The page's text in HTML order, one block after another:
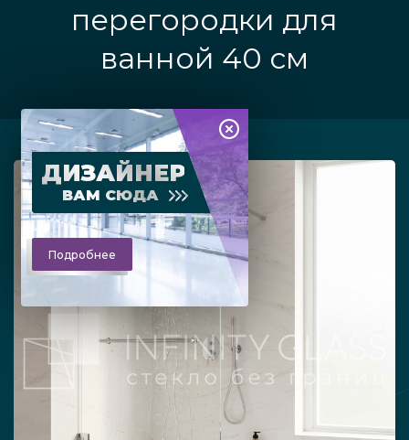
перегородки для
ванной 40 см
ДИЗАЙНЕР
ВАМ СЮДА
Подробнее